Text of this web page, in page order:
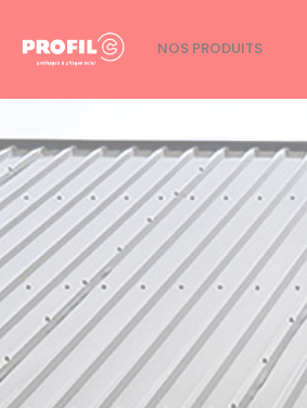
NOS PRODUITS